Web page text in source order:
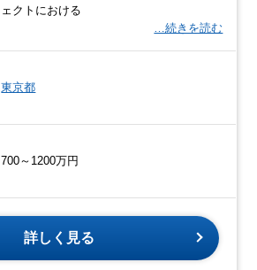
ェクトにおける
…続きを読む
東京都
700～1200万円
詳しく見る